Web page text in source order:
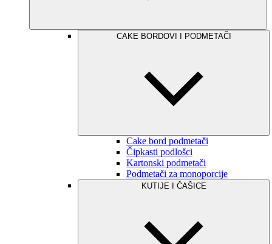
CAKE BORDOVI I PODMETAČI
Cake bord podmetači
Čipkasti podlošci
Kartonski podmetači
Podmetači za monoporcije
KUTIJE I ČAŠICE